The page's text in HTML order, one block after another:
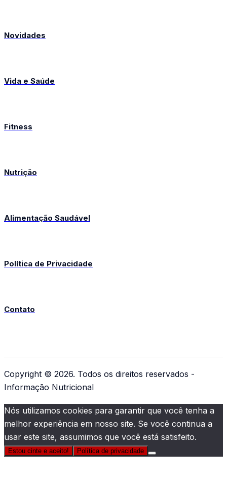
Novidades
Vida e Saúde
Fitness
Nutrição
Alimentação Saudável
Política de Privacidade
Contato
Copyright © 2026. Todos os direitos reservados -
Informação Nutricional
Nós utilizamos cookies para garantir que você tenha a
melhor experiência em nosso site. Se você continua a
usar este site, assumimos que você está satisfeito.
Estou cinte e aceito! Política de privacidade